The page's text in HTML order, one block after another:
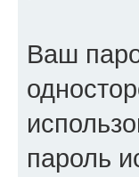
Ваш
пароль